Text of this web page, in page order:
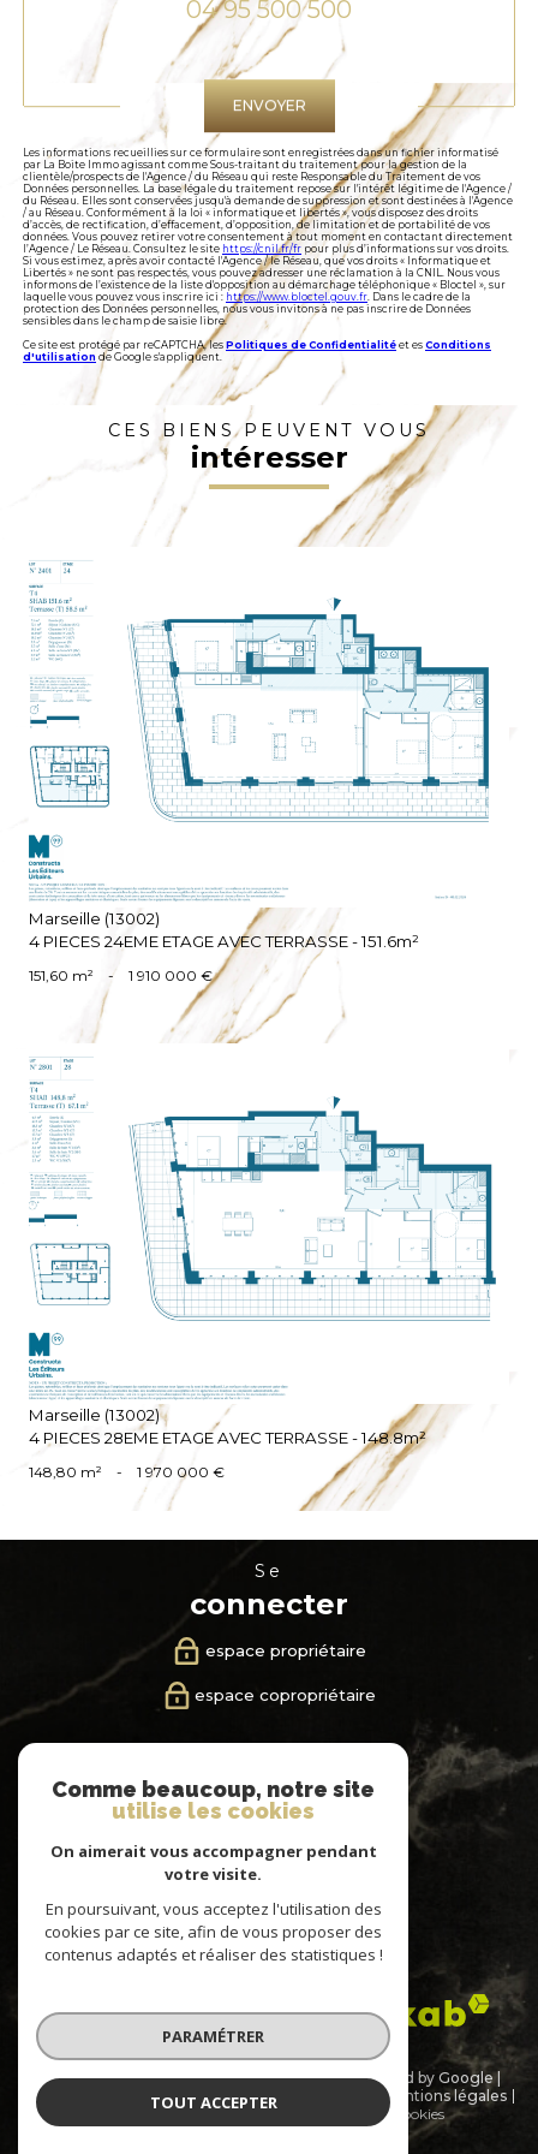
04 95 500 500
Validation
ENVOYER
Les informations recueillies sur ce formulaire sont enregistrées dans un fichier informatisé
par La Boite Immo agissant comme Sous-traitant du traitement pour la gestion de la
clientèle/prospects de l'Agence / du Réseau qui reste Responsable du Traitement de vos
Données personnelles. La base légale du traitement repose sur l'intérêt légitime de l'Agence /
du Réseau. Elles sont conservées jusqu'à demande de suppression et sont destinées à l'Agence
/ au Réseau. Conformément à la loi « informatique et libertés », vous disposez des droits
d’accès, de rectification, d’effacement, d’opposition, de limitation et de portabilité de vos
données. Vous pouvez retirer votre consentement à tout moment en contactant directement
l’Agence / Le Réseau. Consultez le site https://cnil.fr/fr pour plus d’informations sur vos droits.
Si vous estimez, après avoir contacté l'Agence / le Réseau, que vos droits « Informatique et
Libertés » ne sont pas respectés, vous pouvez adresser une réclamation à la CNIL. Nous vous
informons de l’existence de la liste d'opposition au démarchage téléphonique « Bloctel », sur
laquelle vous pouvez vous inscrire ici : https://www.bloctel.gouv.fr . Dans le cadre de la
protection des Données personnelles, nous vous invitons à ne pas inscrire de Données
sensibles dans le champ de saisie libre.
Ce site est protégé par reCAPTCHA, les Politiques de Confidentialité et es Conditions
d'utilisation de Google s'appliquent.
CES BIENS PEUVENT VOUS
intéresser
VOIR LE BIEN
Marseille (13002)
4 PIECES 24EME ETAGE AVEC TERRASSE - 151.6m²
151,60 m² - 1 910 000 €
VOIR LE BIEN
Marseille (13002)
4 PIECES 28EME ETAGE AVEC TERRASSE - 148.8m²
148,80 m² - 1 970 000 €
se
connecter
espace propriétaire
espace copropriétaire
suivre
nous
adhérons
© 2026 | Tous droits réservés | Traduction powered by Google |
Nos honoraires
Nos honoraires
Mentions légales
Partenaires Politique RGPD Cookies
Comme beaucoup, notre site
utilise les cookies
On aimerait vous accompagner pendant
votre visite.
En poursuivant, vous acceptez l'utilisation des
cookies par ce site, afin de vous proposer des
contenus adaptés et réaliser des statistiques !
PARAMÉTRER
TOUT ACCEPTER